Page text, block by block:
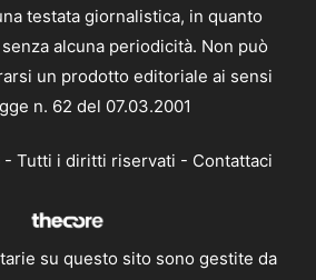
testata giornalistica, in quanto
alcuna periodicità. Non può
un prodotto editoriale ai sensi
n. 62 del 07.03.2001
Tutti i diritti riservati - Contattaci
su questo sito sono gestite da